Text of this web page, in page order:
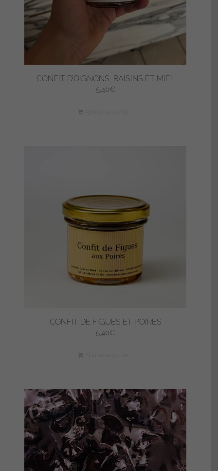
CONFIT D’OIGNONS, RAISINS ET MIEL
5,40€
CONFIT DE FIGUES ET POIRES
5,40€